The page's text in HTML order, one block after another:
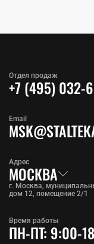
Отдел продаж
+7 (495) 032-
Адрес
МОСКВА
г. Москва,
дом 12, помещение 2/1
Email
Время работы
ПН-ПТ: 9:00-